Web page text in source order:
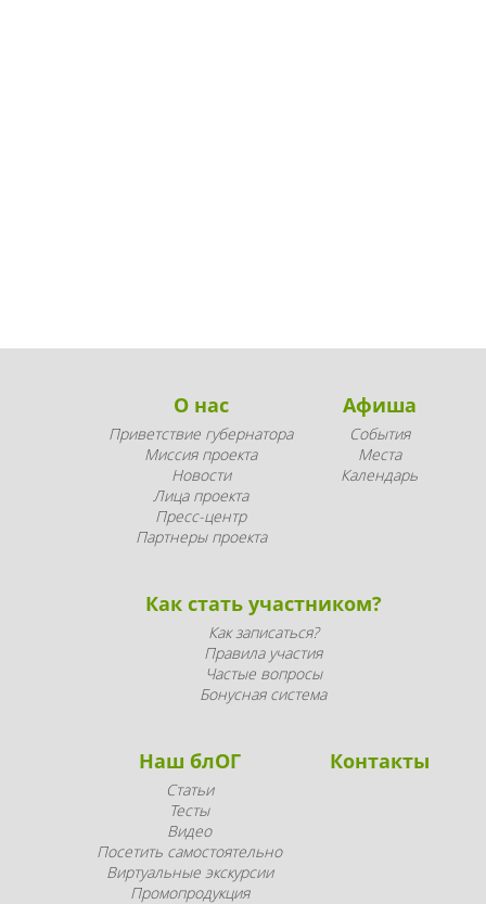
О нас
Приветствие губернатора
Миссия проекта
Новости
Лица проекта
Пресс-центр
Партнеры проекта
Афиша
События
Места
Календарь
Как стать участником?
Как записаться?
Правила участия
Частые вопросы
Бонусная система
Наш блОГ
Статьи
Тесты
Видео
Посетить самостоятельно
Виртуальные экскурсии
Промопродукция
Контакты